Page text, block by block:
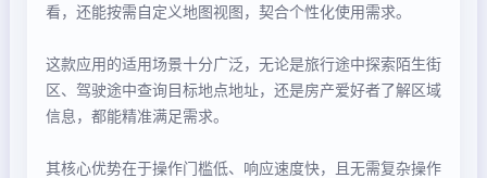
看，还能按需自定义地图视图，契合个性化使用需求。
这款应用的适用场景十分广泛，无论是旅行途中探索陌生街
区、驾驶途中查询目标地点地址，还是房产爱好者了解区域
信息，都能精准满足需求。
其核心优势在于操作门槛低、响应速度快，且无需复杂操作